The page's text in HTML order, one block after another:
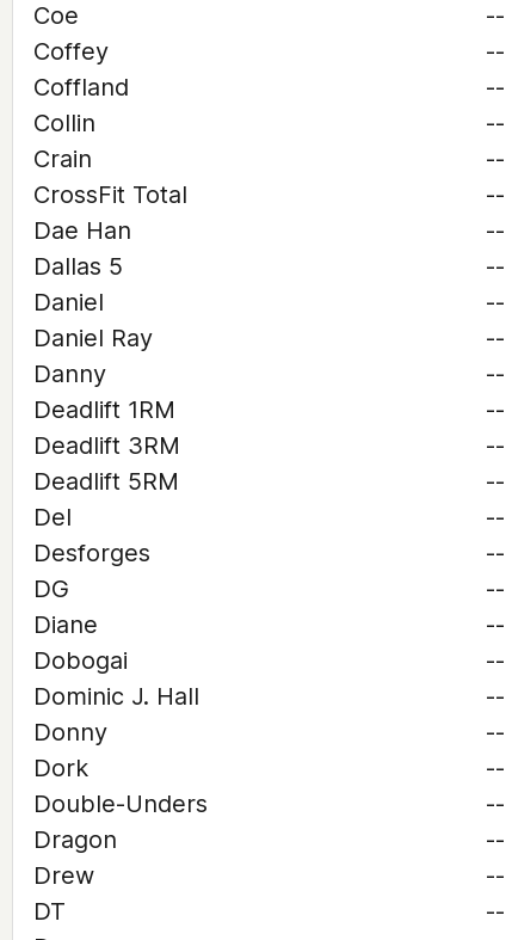
Coe
--
Coffey
--
Coffland
--
Collin
--
Crain
--
CrossFit Total
--
Dae Han
--
Dallas 5
--
Daniel
--
Daniel Ray
--
Danny
--
Deadlift 1RM
--
Deadlift 3RM
--
Deadlift 5RM
--
Del
--
Desforges
--
DG
--
Diane
--
Dobogai
--
Dominic J. Hall
--
Donny
--
Dork
--
Double-Unders
--
Dragon
--
Drew
--
DT
--